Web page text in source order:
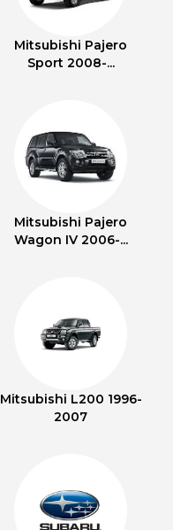
Mitsubishi Pajero
Sport 2008-...
Mitsubishi Pajero
Wagon IV 2006-...
Mitsubishi L200 1996-
2007